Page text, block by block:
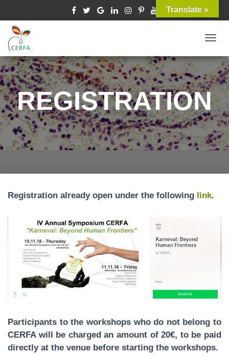
O
G
G
L
E
A
V
G
T
REGISTRATION
Registration already open under the following link.
Participants to the workshops who do not belong to
CERFA will be charged an amount of 20€, to be paid
directly at the venue before starting the workshops.
Translate »